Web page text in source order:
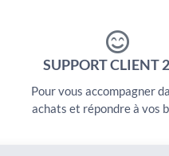
SUPPORT CLIENT
Pour vous accompagner
achats et répondre à vos